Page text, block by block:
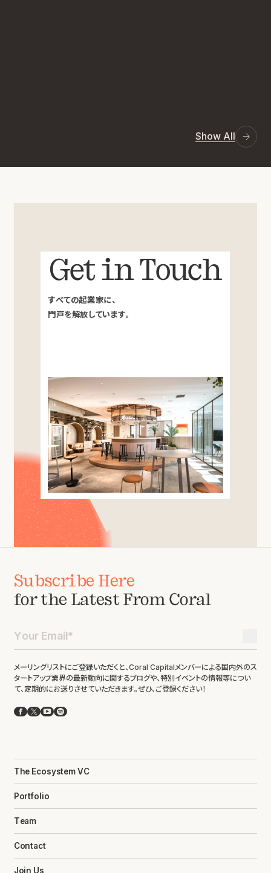
Show All
Get in Touch
すべての起業家に、
門戸を解放しています。
Subscribe Here
for the Latest From Coral
メーリングリストにご登録いただくと、Coral Capitalメンバーによる国内外のス
タートアップ業界の最新動向に関するブログや、特別イベントの情報等につい
て、定期的にお送りさせていただきます。ぜひ、ご登録ください！
Facebook
X YouTube
Spotify
The Ecosystem VC
Portfolio
Team
Contact
Join Us